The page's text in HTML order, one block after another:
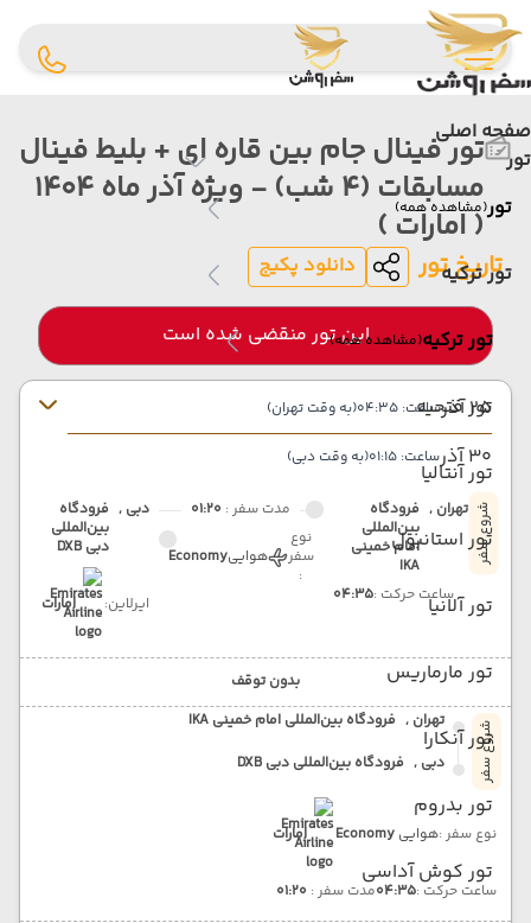
صفحه اصلی
تور
تور(مشاهده همه)
تور ترکیه
تور ترکیه(مشاهده همه)
تور فتحیه
تور آنتالیا
تور استانبول
تور آلانیا
تور مارماریس
تور آنکارا
تور بدروم
تور کوش آداسی
تور فینال جام بین قاره ای + بلیط فینال
مسابقات (4 شب) - ویژه آذر ماه 1404
( امارات )
تاریخ تور دانلود پکیج
این تور منقضی شده است
25 آذر ساعت: 04:35 (به وقت تهران)
30 آذر ساعت: 01:15 (به وقت دبی)
شروع سفرتهران , فرودگاه
بین‌المللی
امام خمینی
IKA
ساعت حرکت :04:35
مدت سفر : 01:20
نوع
سفر
:
هواییEconomy
دبی , فرودگاه
بین‌المللی
دبی DXB
ایرلاین: امارات
بدون توقف
شروع سفر تهران , فرودگاه بین‌المللی امام خمینی IKA
دبی , فرودگاه بین‌المللی دبی DXB
نوع سفر :هوایی امارات
ساعت حرکت :04:35مدت سفر : 01:20